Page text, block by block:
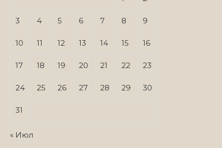
3 4 5 6 7 8 9
10 11 12 13 14 15 16
17 18 19 20 21 22 23
24 25 26 27 28 29 30
31
« Июл